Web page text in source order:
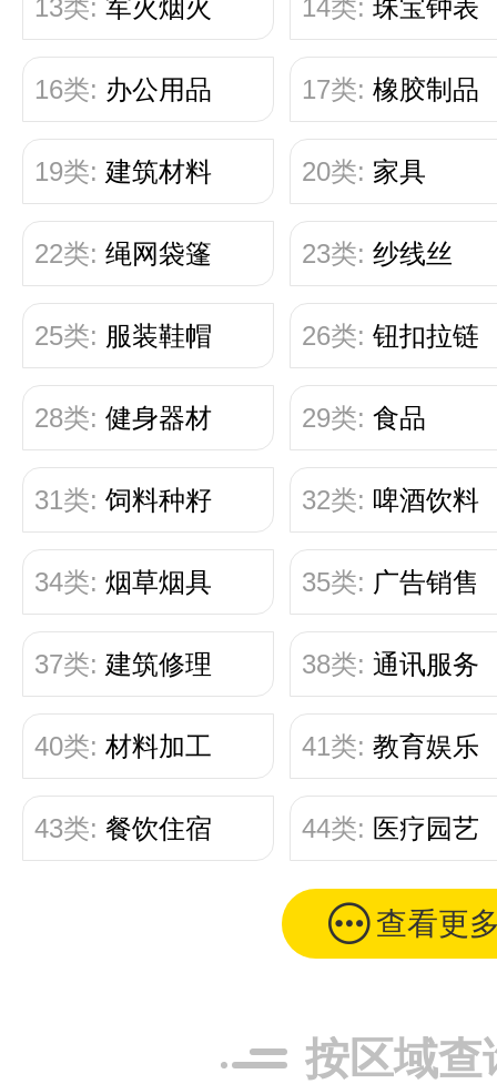
13类: 军火烟火 14类: 珠宝钟表
16类: 办公用品 17类: 橡胶制品
19类: 建筑材料 20类: 家具
22类: 绳网袋篷 23类: 纱线丝
25类: 服装鞋帽 26类: 钮扣拉链
28类: 健身器材 29类: 食品
31类: 饲料种籽 32类: 啤酒饮料
34类: 烟草烟具 35类: 广告销售
37类: 建筑修理 38类: 通讯服务
40类: 材料加工 41类: 教育娱乐
43类: 餐饮住宿 44类: 医疗园艺
查看更
按区域查